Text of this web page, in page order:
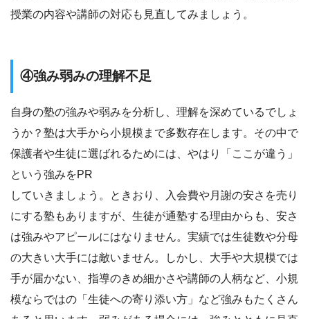
授業の内容や講師の対応も見直してみましょう。
④強み弱みの理解不足
自身の塾の強みや弱みを分析し、理解を深めているでしょ
うか？塾は大手から小規模まで多数存在します。その中で
保護者や生徒に選ばれるためには、やはり「ここが違う」
という強みをPR
していきましょう。ときおり、入会費や月謝の安さを売り
にする塾もありますが、生徒が通塾する理由からも、安さ
は強みやアピールにはなりません。実績では生徒数や分母
の大きい大手には敵いません。しかし、大手や大規模では
手が届かない、指導のきめ細かさや講師の人柄など、小規
模ならではの「生徒への寄り添い方」など強みもたくさん